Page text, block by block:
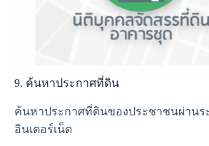
9. ค้นหาประกาศที่ดิน
ค้นหาประกาศที่ดินของประชาชนผ่านร
อินเตอร์เน็ต